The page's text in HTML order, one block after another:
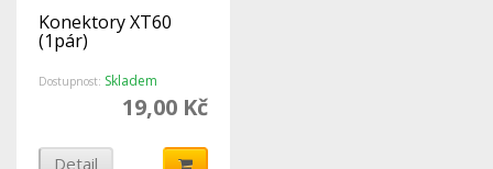
Konektory XT60
(1pár)
Dostupnost: Skladem
19,00 Kč
Detail